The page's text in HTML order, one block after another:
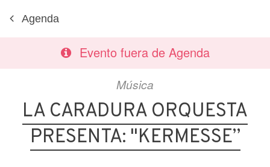
Agenda
Evento fuera de Agenda
Música
LA CARADURA ORQUESTA
PRESENTA: "KERMESSE”